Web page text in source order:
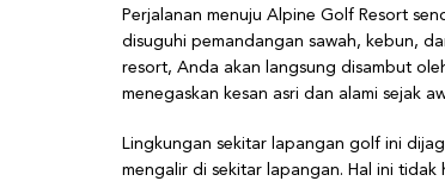
Perjalanan menuju Alpine Golf Resort
disuguhi pemandangan sawah, kebun,
resort, Anda akan langsung disambut
menegaskan kesan asri dan alami sejak
Lingkungan sekitar lapangan golf ini
mengalir di sekitar lapangan. Hal ini